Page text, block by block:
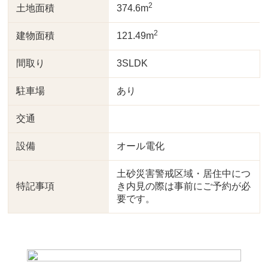
土地面積 374.6m2
建物面積 121.49m2
間取り 3SLDK
駐車場 あり
交通
設備 オール電化
特記事項
土砂災害警戒区域・居住中につ
き内見の際は事前にご予約が必
要です。